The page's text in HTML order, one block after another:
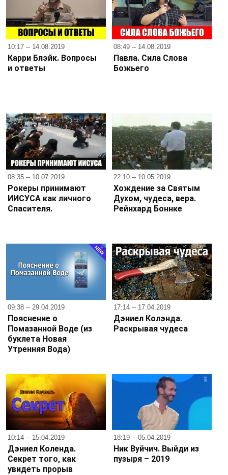
10:17 -- 14.08.2019
Карри Блэйк. Вопросы
и ответы
08:49 -- 14.08.2019
Павла. Сила Слова
Божьего
08:35 -- 10.07.2019
Рокеры принимают
ИИСУСА как личного
Спасителя.
22:10 -- 10.05.2019
Хождение за Святым
Духом, чудеса, вера.
Рейнхард Боннке
09:38 -- 29.04.2019
Пояснение о
Помазанной Воде (из
буклета Новая
Утренняя Вода)
17:14 -- 17.04.2019
Дэниел Колэнда.
Раскрывая чудеса
10:14 -- 15.04.2019
Дэниел Коленда.
Секрет того, как
увидеть прорыв
18:19 -- 05.04.2019
Ник Вуйчич. Выйди из
пузыря – 2019